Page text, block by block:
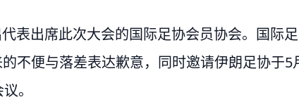
表出席此次大会的国际足协会员协会。国际足
不便与落差表达歉意，同时邀请伊朗足协于5
。